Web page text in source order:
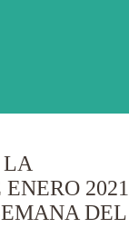
LA
2021
DEL